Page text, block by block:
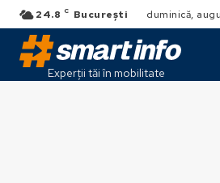
24.8 C București duminică,
Experții tăi în mobilitate